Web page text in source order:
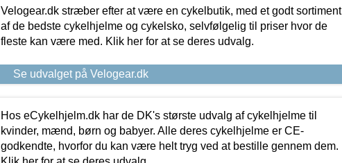
Velogear.dk stræber efter at være en cykelbutik, med et godt sortiment
af de bedste cykelhjelme og cykelsko, selvfølgelig til priser hvor de
fleste kan være med. Klik her for at se deres udvalg.
Se udvalget på Velogear.dk
Hos eCykelhjelm.dk har de DK's største udvalg af cykelhjelme til
kvinder, mænd, børn og babyer. Alle deres cykelhjelme er CE-
godkendte, hvorfor du kan være helt tryg ved at bestille gennem dem.